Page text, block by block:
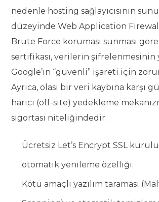
nedenle hosting sağlayıcısının
düzeyinde Web Application
Brute Force koruması sunması
sertifikası, verilerin şifrelenmesinin
Google’ın “güvenli” işareti için
Ayrıca, olası bir veri kaybına karşı
harici (off-site) yedekleme
sigortası niteliğindedir.
Ücretsiz Let’s Encrypt SSL
otomatik yenileme özelliği.
Kötü amaçlı yazılım taraması